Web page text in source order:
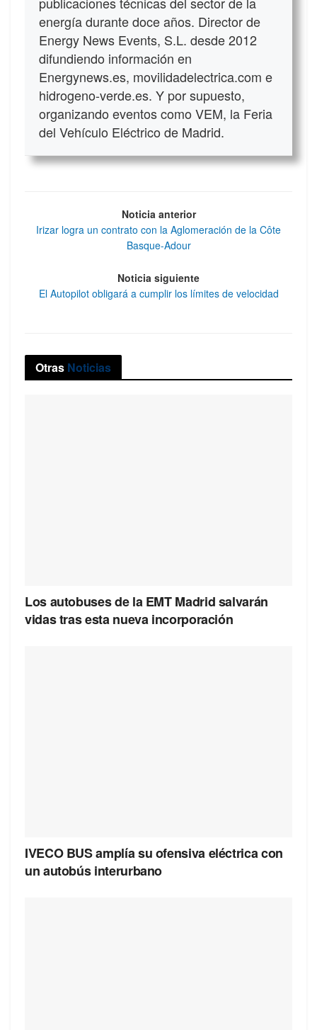
energía durante doce años. Director de
Energy News Events, S.L. desde 2012
difundiendo información en
Energynews.es, movilidadelectrica.com e
hidrogeno-verde.es. Y por supuesto,
organizando eventos como VEM, la Feria
del Vehículo Eléctrico de Madrid.
Noticia anterior
Irizar logra un contrato con la Aglomeración de la Côte
Basque-Adour
Noticia siguiente
El Autopilot obligará a cumplir los límites de velocidad
Otras Noticias
Los autobuses de la EMT Madrid salvarán
vidas tras esta nueva incorporación
IVECO BUS amplía su ofensiva eléctrica con
un autobús interurbano